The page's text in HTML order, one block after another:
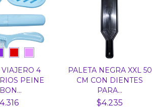
VIAJERO 4
PEINE
PALETA NEGRA XXL 50
CM CON DIENTES
PARA...
$4.235